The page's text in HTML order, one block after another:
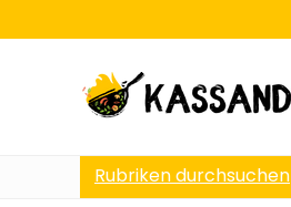
Rubriken durchsuchen